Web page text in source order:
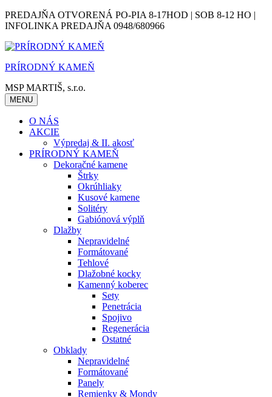
Skip
to
PREDAJŇA OTVORENÁ PO-PIA 8-17HOD | SOB 8-12 HO |
INFOLINKA PREDAJŇA 0948/680966
PRÍRODNÝ KAMEŇ
MSP MARTIŠ, s.r.o.
MENU
O NÁS
AKCIE
Výpredaj & II. akosť
PRÍRODNÝ KAMEŇ
Dekoračné kamene
Štrky
Okrúhliaky
Kusové kamene
Solitéry
Gabiónová výplň
Dlažby
Nepravidelné
Formátované
Tehlové
Dlažobné kocky
Kamenný koberec
Sety
Penetrácia
Spojivo
Regenerácia
Ostatné
Obklady
Nepravidelné
Formátované
Panely
Remienky & Mondy